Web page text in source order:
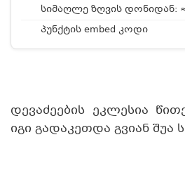
სიმაღლე ზღვის დონიდან:
პუნქტის embed კოდი
დევაძეების ეკლესია
იგი გადაკეთდა გვიან შუა